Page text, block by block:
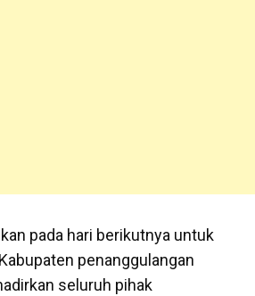
pada hari berikutnya untuk
penanggulangan
seluruh pihak